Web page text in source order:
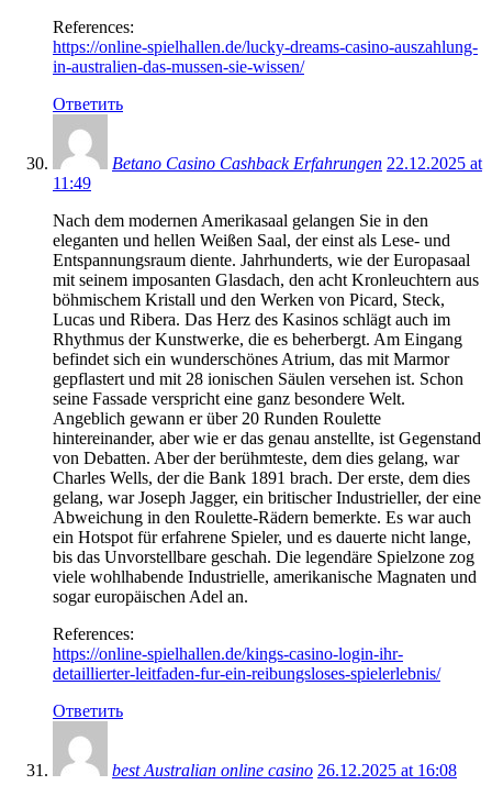
References:
https://online-spielhallen.de/lucky-dreams-casino-auszahlung-
in-australien-das-mussen-sie-wissen/
Ответить
Betano Casino Cashback Erfahrungen 22.12.2025 at
11:49
Nach dem modernen Amerikasaal gelangen Sie in den
eleganten und hellen Weißen Saal, der einst als Lese- und
Entspannungsraum diente. Jahrhunderts, wie der Europasaal
mit seinem imposanten Glasdach, den acht Kronleuchtern aus
böhmischem Kristall und den Werken von Picard, Steck,
Lucas und Ribera. Das Herz des Kasinos schlägt auch im
Rhythmus der Kunstwerke, die es beherbergt. Am Eingang
befindet sich ein wunderschönes Atrium, das mit Marmor
gepflastert und mit 28 ionischen Säulen versehen ist. Schon
seine Fassade verspricht eine ganz besondere Welt.
Angeblich gewann er über 20 Runden Roulette
hintereinander, aber wie er das genau anstellte, ist Gegenstand
von Debatten. Aber der berühmteste, dem dies gelang, war
Charles Wells, der die Bank 1891 brach. Der erste, dem dies
gelang, war Joseph Jagger, ein britischer Industrieller, der eine
Abweichung in den Roulette-Rädern bemerkte. Es war auch
ein Hotspot für erfahrene Spieler, und es dauerte nicht lange,
bis das Unvorstellbare geschah. Die legendäre Spielzone zog
viele wohlhabende Industrielle, amerikanische Magnaten und
sogar europäischen Adel an.
References:
https://online-spielhallen.de/kings-casino-login-ihr-
detaillierter-leitfaden-fur-ein-reibungsloses-spielerlebnis/
Ответить
best Australian online casino 26.12.2025 at 16:08